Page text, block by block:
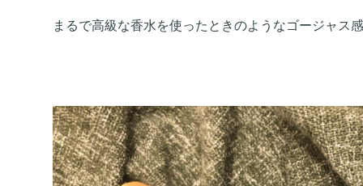
まるで高級な香水を使ったときのようなゴージャス感